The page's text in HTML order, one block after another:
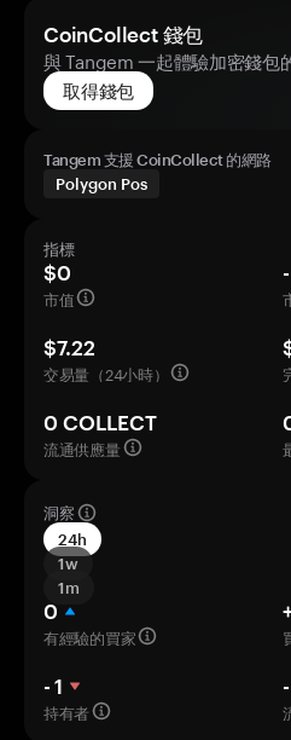
CoinCollect 錢包
與 Tangem 一起體驗加密錢包
取得錢包
Tangem 支援 CoinCollect 的網路
Polygon Pos
指標
$0
市值
-
$7.22
交易量（24小時）
0 COLLECT
流通供應量
洞察
24h
1w
1m
0
有經驗的買家
- 1
持有者